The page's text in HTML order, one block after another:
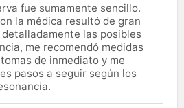
fue sumamente sencillo.
la médica resultó de gran
las posibles
me recomendó medidas
de inmediato y me
pasos a seguir según los